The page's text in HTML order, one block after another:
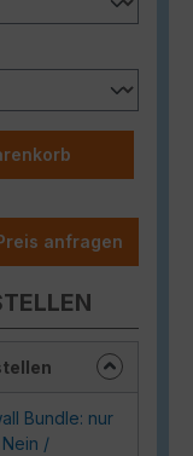
anfragen
Bundle: nur
/